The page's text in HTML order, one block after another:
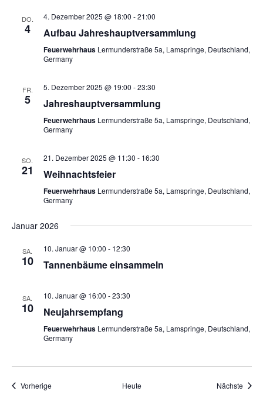
DO.
4
4. Dezember 2025 @ 18:00 -21:00
Aufbau Jahreshauptversammlung
Feuerwehrhaus Lermunderstraße 5a, Lamspringe, Deutschland,
Germany
FR.
5
5. Dezember 2025 @ 19:00 -23:30
Jahreshauptversammlung
Feuerwehrhaus Lermunderstraße 5a, Lamspringe, Deutschland,
Germany
SO.
21
21. Dezember 2025 @ 11:30 - 16:30
Weihnachtsfeier
Feuerwehrhaus Lermunderstraße 5a, Lamspringe, Deutschland,
Germany
Januar 2026
SA.
10
10. Januar @ 10:00 - 12:30
Tannenbäume einsammeln
SA.
10
10. Januar @ 16:00 -23:30
Neujahrsempfang
Feuerwehrhaus Lermunderstraße 5a, Lamspringe, Deutschland,
Germany
VorherigeVeranstaltungen Heute Nächste